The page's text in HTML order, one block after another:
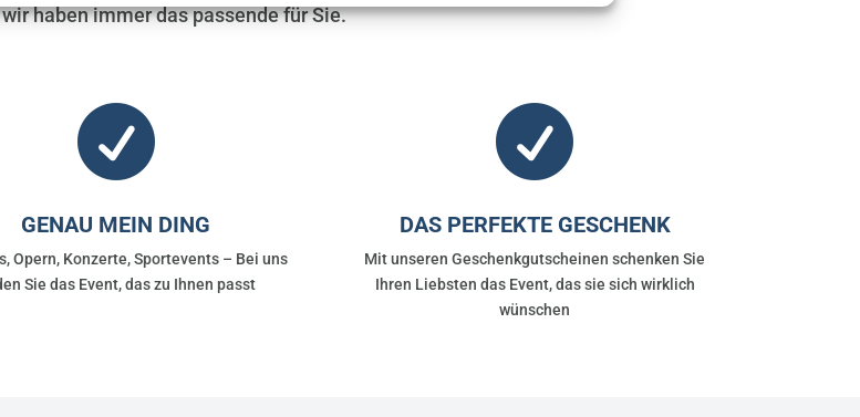
haben immer das passende für Sie.

GENAU MEIN DING
Opern, Konzerte, Sportevents – Bei uns
Sie das Event, das zu Ihnen passt

DAS PERFEKTE GESCHENK
Mit unseren Geschenkgutscheinen schenken Sie
Ihren Liebsten das Event, das sie sich wirklich
wünschen